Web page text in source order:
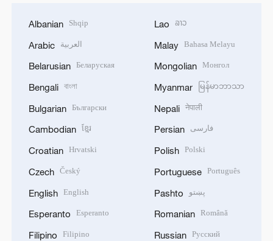
Albanian Shqip
Arabic العربية
Belarusian Беларуская
Bengali বাংলা
Bulgarian Български
Cambodian ខ្មែរ
Croatian Hrvatski
Czech Český
English English
Esperanto Esperanto
Filipino Filipino
Lao ລາວ
Malay Bahasa Melayu
Mongolian Монгол
Myanmar မြန်မာဘာသာ
Nepali नेपाली
Persian فارسی
Polish Polski
Portuguese Português
Pashto پښتو
Romanian Română
Russian Русский